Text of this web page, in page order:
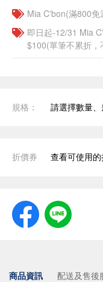
Mia C'bon(滿800免
即日起-12/31 Mia
$100(單筆不累折
規格： 請選擇數量
折價券 查看可使用
商品資訊 配送及售後